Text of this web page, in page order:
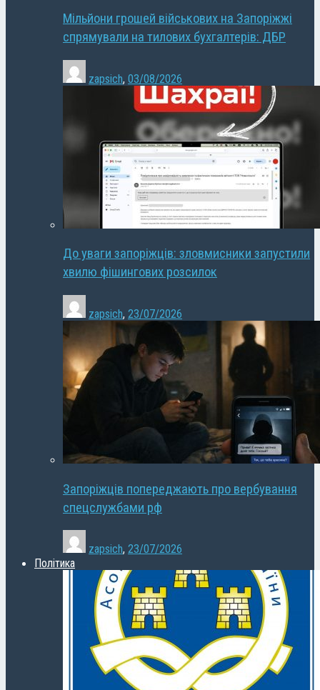
Мільйони грошей військових на Запоріжжі
спрямували на тилових бухгалтерів: ДБР
zapsich, 03/08/2026
До уваги запоріжців: зловмисники запустили
хвилю фішингових розсилок
zapsich, 23/07/2026
Запоріжців попереджають про вербування
спецслужбами рф
zapsich, 23/07/2026
Політика